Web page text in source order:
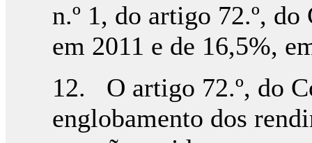
n.º 1, do artigo 72.º,
em 2011 e de 16,5%,
12. O artigo 72.º, do
englobamento dos